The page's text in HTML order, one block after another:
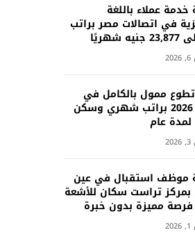
عملاء باللغة
في اتصالات مصر براتب
شهريًا
ممول بالكامل في
ألمانيا 2026 براتب شهري وسكن
عام
موظف استقبال في عين
تراست سكان للأشعة